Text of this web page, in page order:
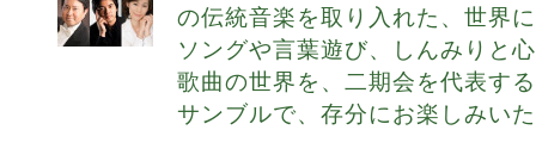
の伝統音楽を取り入れた、世界
ソングや言葉遊び、しんみりと
歌曲の世界を、二期会を代表す
サンブルで、存分にお楽しみい